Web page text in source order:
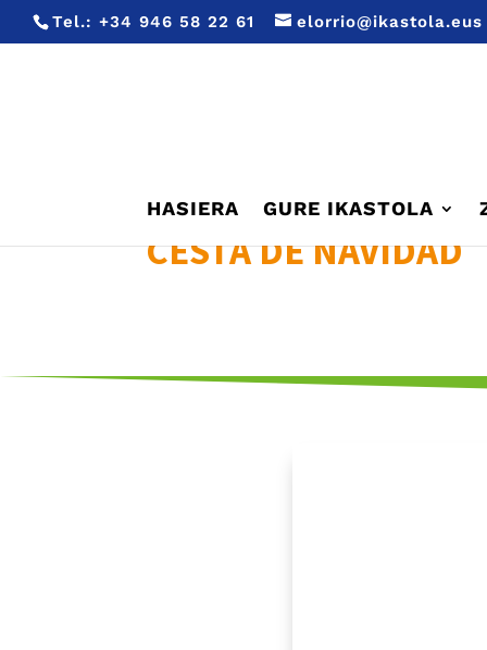
Tel.: +34 946 58 22 61 elorrio@ikastola.eus
HASIERA GURE IKASTOLA
CESTA DE NAVIDAD